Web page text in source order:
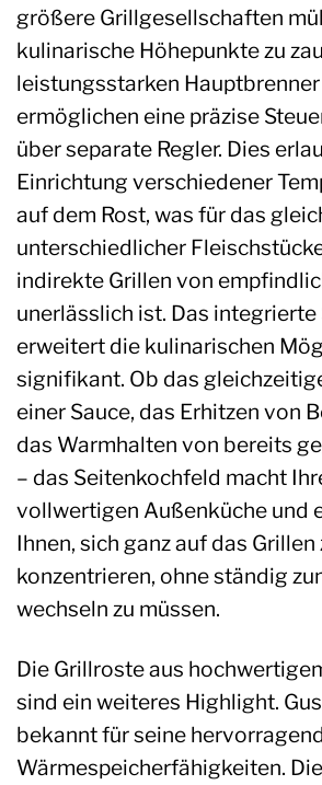
größere Grillgesellschaften
kulinarische Höhepunkte zu
leistungsstarken
ermöglichen eine präzise
über separate Regler. Dies
Einrichtung verschiedener
auf dem Rost, was für das
unterschiedlicher
indirekte Grillen von
unerlässlich ist. Das
erweitert die kulinarischen
signifikant. Ob das
einer Sauce, das Erhitzen von
das Warmhalten von bereits
– das Seitenkochfeld macht
vollwertigen Außenküche und
Ihnen, sich ganz auf das Grillen
konzentrieren, ohne ständig
wechseln zu müssen.
Die Grillroste aus
sind ein weiteres Highlight.
bekannt für seine
Wärmespeicherfähigkeiten.